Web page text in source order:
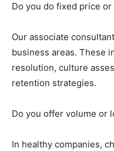
Do you do fixed price
Our associate
business areas. These
resolution, culture
retention strategies.
Do you offer volume or
In healthy companies,